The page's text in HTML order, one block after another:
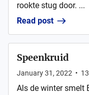
rookte stug door. ...
Read post
Speenkruid
January 31, 2022 • 13
Als de winter smelt